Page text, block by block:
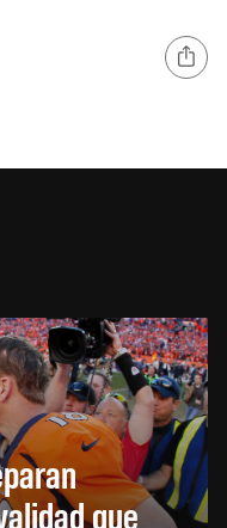
que